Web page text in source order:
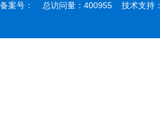
备案号：
总访问量：400955 技术支持：